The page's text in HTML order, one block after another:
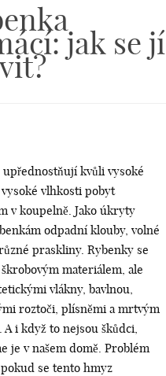
jak se jí
upřednostňují kvůli vysoké
vlhkosti pobyt
v koupelně. Jako úkryty
odpadní klouby, volné
praskliny. Rybenky se
materiálem, ale
vlákny, bavlnou,
roztoči, plísněmi a mrtvým
A i když to nejsou škůdci,
je v našem domě. Problém
se tento hmyz